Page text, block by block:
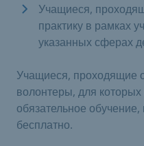
Учащиеся,
практику в рамках
указанных сферах
​Учащиеся, проходящие
волонтеры, для
обязательное
бесплатно. ​